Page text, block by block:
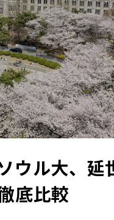
ウル大、延
底比較